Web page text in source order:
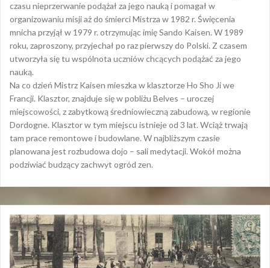
czasu nieprzerwanie podążał za jego nauką i pomagał w
organizowaniu misji aż do śmierci Mistrza w 1982 r. Święcenia
mnicha przyjął w 1979 r. otrzymując imię Sando Kaisen. W 1989
roku, zaproszony, przyjechał po raz pierwszy do Polski. Z czasem
utworzyła się tu wspólnota uczniów chcących podążać za jego
nauką.
Na co dzień Mistrz Kaisen mieszka w klasztorze Ho Sho Ji we
Francji. Klasztor, znajduje się w pobliżu Belves – uroczej
miejscowości, z zabytkową średniowieczną zabudową, w regionie
Dordogne. Klasztor w tym miejscu istnieje od 3 lat. Wciąż trwają
tam prace remontowe i budowlane. W najbliższym czasie
planowana jest rozbudowa dojo – sali medytacji. Wokół można
podziwiać budzący zachwyt ogród zen.